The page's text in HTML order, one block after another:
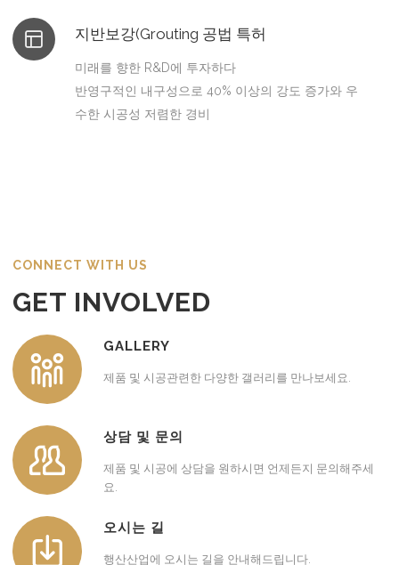
지반보강(Grouting 공법 특허
미래를 향한 R&D에 투자하다
반영구적인 내구성으로 40% 이상의 강도 증가와 우
수한 시공성 저렴한 경비
CONNECT WITH US
GET INVOLVED
GALLERY
제품 및 시공관련한 다양한 갤러리를 만나보세요.
상담 및 문의
제품 및 시공에 상담을 원하시면 언제든지 문의해주세
요.
오시는 길
행산산업에 오시는 길을 안내해드립니다.